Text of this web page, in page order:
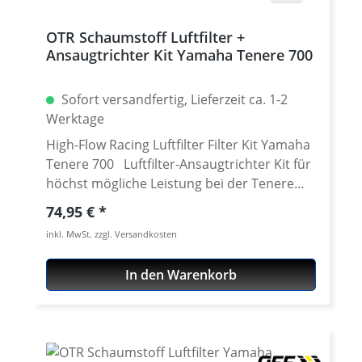
OTR Schaumstoff Luftfilter +
Ansaugtrichter Kit Yamaha Tenere 700
Sofort versandfertig, Lieferzeit ca. 1-2
Werktage
High-Flow Racing Luftfilter Filter Kit Yamaha
Tenere 700 Luftfilter-Ansaugtrichter Kit für
höchst mögliche Leistung bei der Tenere
700. Gegenüber dem Serien Papierfilter hat
der Schaumstoff Filter einen wesentlich
höherer Luftdurchlass, trotz sehr hoher
Filterleistung. Es wird ein feinporiger
Filterschaum verwendet. Die feine Lage
der Serie stark erhöhten Luftvolumens ist
eine Anpassung der Abstimmung
Regulärer Preis:
74,95 €
inkl. MwSt. zzgl. Versandkosten
In den Warenkorb